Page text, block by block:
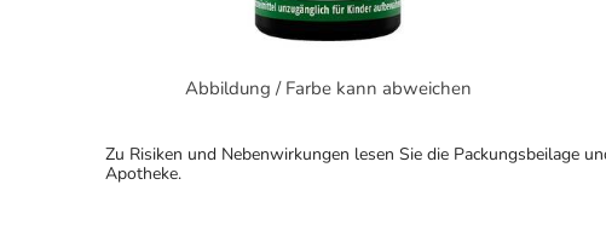
Abbildung / Farbe kann abweichen
Zu Risiken und Nebenwirkungen lesen Sie die Packungsbeilage
Apotheke.